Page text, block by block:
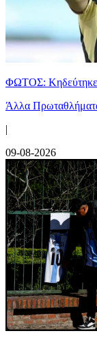
ΦΩΤΟΣ: Κηδεύτηκε
Άλλα
|
09-08-2026